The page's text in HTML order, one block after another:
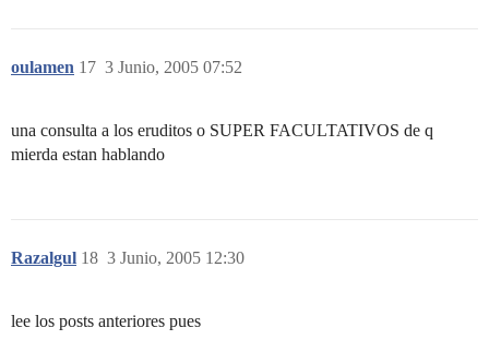
oulamen 3 Junio, 2005 07:52
17
una consulta a los eruditos o SUPER FACULTATIVOS de q
mierda estan hablando
Razalgul 3 Junio, 2005 12:30
18
lee los posts anteriores pues